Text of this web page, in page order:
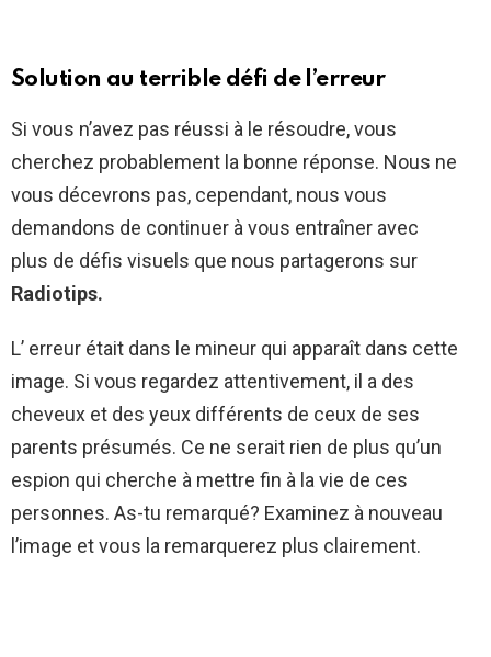
Solution au terrible défi de l’erreur
Si vous n’avez pas réussi à le résoudre, vous
cherchez probablement la bonne réponse. Nous ne
vous décevrons pas, cependant, nous vous
demandons de continuer à vous entraîner avec
plus de défis visuels que nous partagerons sur
Radiotips.
L’ erreur était dans le mineur qui apparaît dans cette
image. Si vous regardez attentivement, il a des
cheveux et des yeux différents de ceux de ses
parents présumés. Ce ne serait rien de plus qu’un
espion qui cherche à mettre fin à la vie de ces
personnes. As-tu remarqué? Examinez à nouveau
l’image et vous la remarquerez plus clairement.